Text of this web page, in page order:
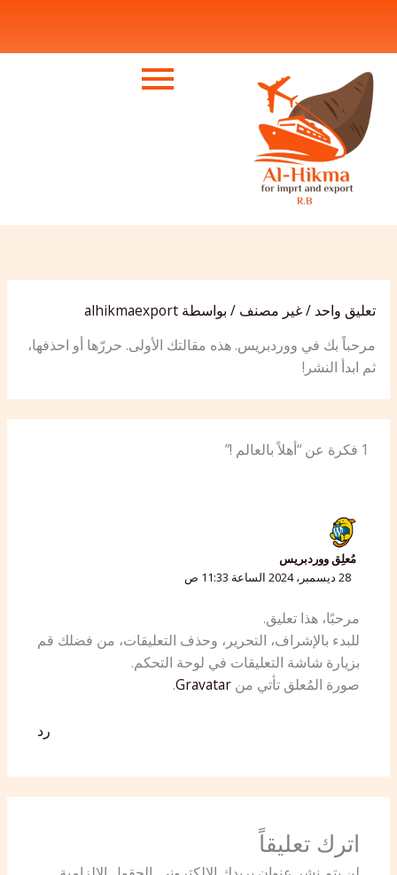
المحتوى
تعليق واحد /غير مصنف / بواسطة alhikmaexport
مرحباً بك في ووردبريس. هذه مقالتك الأولى. حررّها أو احذفها،
ثم ابدأ النشر!
1 فكرة عن “أهلاً بالعالم !”
مُعلِق ووردبريس
28 ديسمبر، 2024 الساعة 11:33 ص
مرحبًا، هذا تعليق.
للبدء بالإشراف، التحرير، وحذف التعليقات، من فضلك قم
بزيارة شاشة التعليقات في لوحة التحكم.
صورة المُعلق تأتي من Gravatar
.
رد
اترك تعليقاً